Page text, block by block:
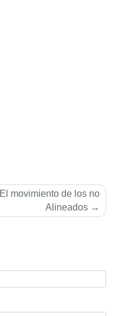
El movimiento de los no
Alineados